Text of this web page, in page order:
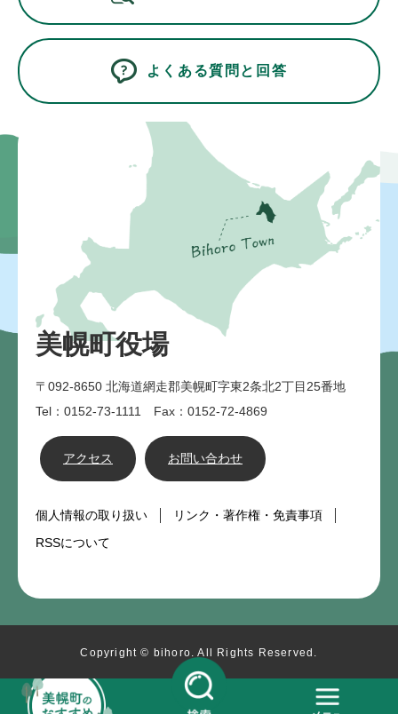
よくある質問と回答
美幌町役場
〒092-8650 北海道網走郡美幌町字東2条北2丁目25番地
Tel：0152-73-1111 Fax：0152-72-4869
アクセス お問い合わせ
個人情報の取り扱い
リンク・著作権・免責事項
RSSについて
Copyright © bihoro. All Rights Reserved.